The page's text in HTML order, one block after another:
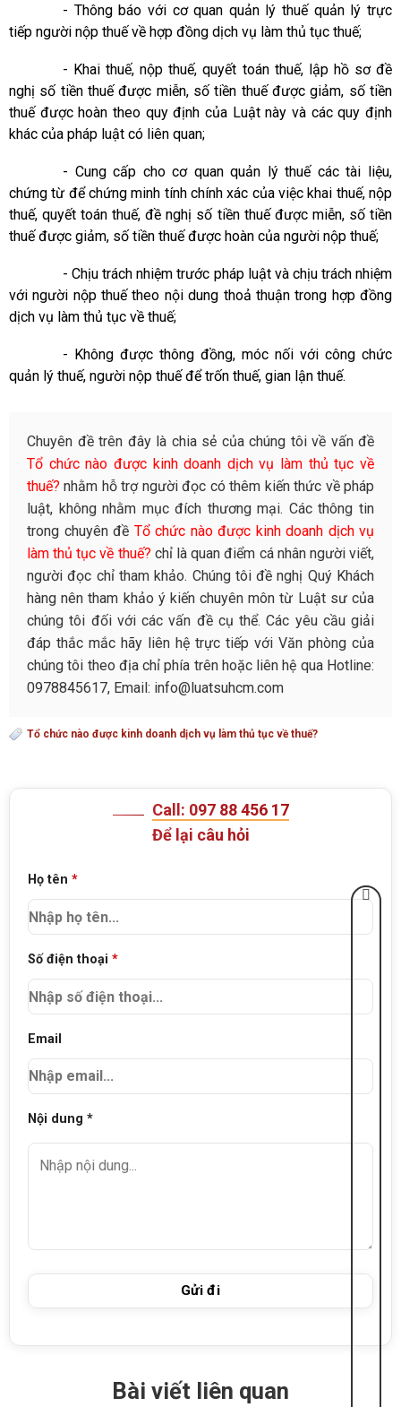
- Thông báo với cơ quan quản lý thuế quản lý trực
tiếp người nộp thuế về hợp đồng dịch vụ làm thủ tục thuế;
- Khai thuế, nộp thuế, quyết toán thuế, lập hồ sơ đề
nghị số tiền thuế được miễn, số tiền thuế được giảm, số tiền
thuế được hoàn theo quy định của Luật này và các quy định
khác của pháp luật có liên quan;
- Cung cấp cho cơ quan quản lý thuế các tài liệu,
chứng từ để chứng minh tính chính xác của việc khai thuế, nộp
thuế, quyết toán thuế, đề nghị số tiền thuế được miễn, số tiền
thuế được giảm, số tiền thuế được hoàn của người nộp thuế;
- Chịu trách nhiệm trước pháp luật và chịu trách nhiệm
với người nộp thuế theo nội dung thoả thuận trong hợp đồng
dịch vụ làm thủ tục về thuế;
- Không được thông đồng, móc nối với công chức
quản lý thuế, người nộp thuế để trốn thuế, gian lận thuế.
Chuyên đề trên đây là chia sẻ của chúng tôi về vấn đề
Tổ chức nào được kinh doanh dịch vụ làm thủ tục về
thuế? nhằm hỗ trợ người đọc có thêm kiến thức về pháp
luật, không nhằm mục đích thương mại. Các thông tin
trong chuyên đề Tổ chức nào được kinh doanh dịch vụ
làm thủ tục về thuế? chỉ là quan điểm cá nhân người viết,
người đọc chỉ tham khảo. Chúng tôi đề nghị Quý Khách
hàng nên tham khảo ý kiến chuyên môn từ Luật sư của
chúng tôi đối với các vấn đề cụ thể. Các yêu cầu giải
đáp thắc mắc hãy liên hệ trực tiếp với Văn phòng của
chúng tôi theo địa chỉ phía trên hoặc liên hệ qua Hotline:
0978845617, Email: info@luatsuhcm.com
Tổ chức nào được kinh doanh dịch vụ làm thủ tục về thuế?
Call: 097 88 456 17
Để lại câu hỏi
Họ tên *
Số điện thoại *
Email
Nội dung *
Bài viết liên quan